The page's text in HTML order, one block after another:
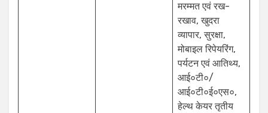
मरम्मत एवं रख-
रखाव, खुदरा
व्यापार, सुरक्षा,
मोबाइल रिपेयरिंग,
पर्यटन एवं आतिथ्य,
आई०टी०/
आई०टी०ई०एस०,
हेल्थ केयर तृतीय